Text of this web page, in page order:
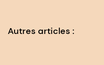
Autres articles :